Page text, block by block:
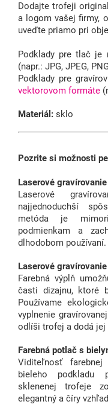
Dodajte trofeji
a logom vašej firmy,
uveďte priamo pri
Podklady pre tlač je
(napr.: JPG, JPEG,
Podklady pre
vektorovom formáte
Materiál: sklo
Pozrite si možnosti
Laserové gravírovanie
Laserové
najjednoduchší
metóda je
podmienkam a
dlhodobom používaní.
Laserové
Farebná výplň
časti dizajnu, ktoré
Používame
vyplnenie
odlíši trofej a dodá jej
Farebná potlač s
Viditeľnosť
bieleho podkladu
sklenenej trofeje
elegantný a číry